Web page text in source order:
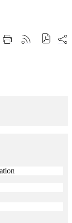
ImprimerGénérer
sur